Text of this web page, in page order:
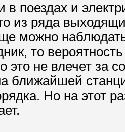
в поездах и
из ряда
можно
то
это не влечет за
ближайшей
Но на этот